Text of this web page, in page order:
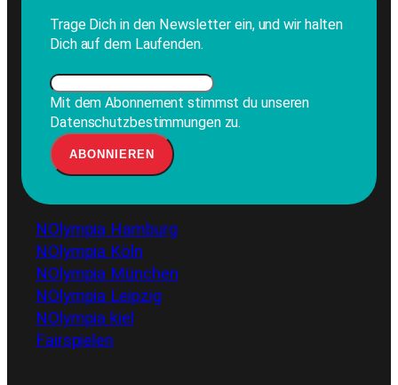
Trage Dich in den Newsletter ein, und wir halten
Dich auf dem Laufenden.
Mit dem Abonnement stimmst du unseren
Datenschutzbestimmungen zu.
NOlympia Hamburg
NOlympia Köln
NOlympia München
NOlympia Leipzig
NOlympia kiel
Fairspielen